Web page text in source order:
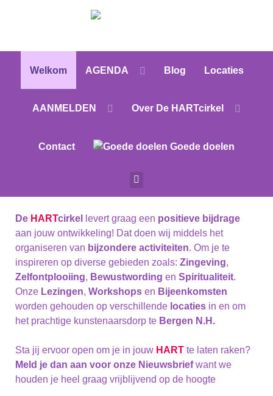
Welkom AGENDA Blog Locaties
AANMELDEN Over De HARTcirkel
Contact Goede doelen
De HARTcirkel levert graag een positieve bijdrage
aan jouw ontwikkeling! Dat doen wij middels het
organiseren van bijzondere activiteiten. Om je te
inspireren op diverse gebieden zoals: Zingeving,
Zelfontplooiing, Bewustwording en Spiritualiteit.
Onze Lezingen, Workshops en Bijeenkomsten
worden gehouden op verschillende locaties in en om
het prachtige kunstenaarsdorp te Bergen N.H.
Sta jij ervoor open om je in jouw HART te laten raken?
Meld je dan aan voor onze Nieuwsbriefwant we
houden je heel graag vrijblijvend op de hoogte